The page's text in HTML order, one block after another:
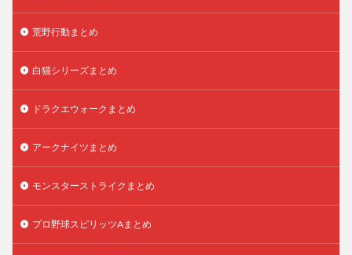
荒野行動まとめ
白猫シリーズまとめ
ドラクエウォークまとめ
アークナイツまとめ
モンスターストライクまとめ
プロ野球スピリッツAまとめ